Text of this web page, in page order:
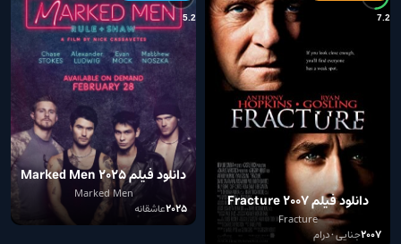
7.2
دانلود فیلم Fracture 2007
Fracture
2007جنایی • درام
5.2
دانلود فیلم Marked Men 2025
Marked Men
2025عاشقانه